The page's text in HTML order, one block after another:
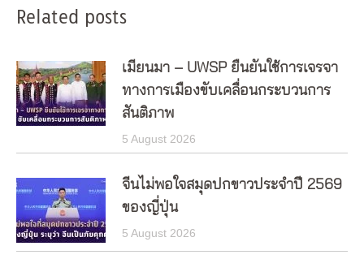
Related posts
เมียนมา – UWSP ยืนยันใช้การเจรจา
ทางการเมืองขับเคลื่อนกระบวนการ
สันติภาพ
5 August 2026
จีนไม่พอใจสมุดปกขาวประจำปี 2569
ของญี่ปุ่น
5 August 2026